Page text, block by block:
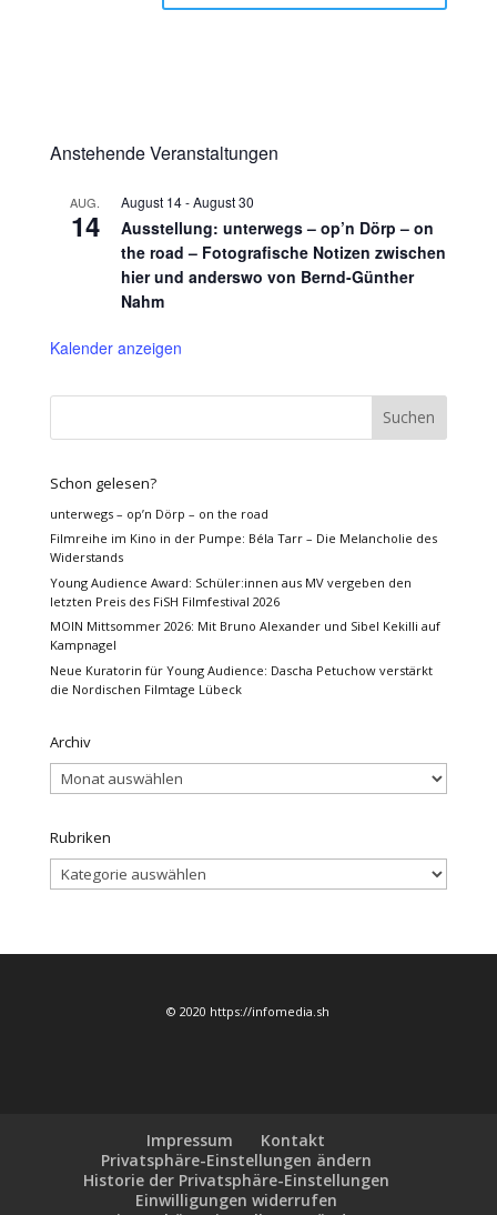
Anstehende Veranstaltungen
AUG.
14
August 14-August 30
Ausstellung: unterwegs – op’n Dörp – on
the road – Fotografische Notizen zwischen
hier und anderswo von Bernd-Günther
Nahm
Kalender anzeigen
Schon gelesen?
unterwegs – op’n Dörp – on the road
Filmreihe im Kino in der Pumpe: Béla Tarr – Die Melancholie des
Widerstands
Young Audience Award: Schüler:innen aus MV vergeben den
letzten Preis des FiSH Filmfestival 2026
MOIN Mittsommer 2026: Mit Bruno Alexander und Sibel Kekilli auf
Kampnagel
Neue Kuratorin für Young Audience: Dascha Petuchow verstärkt
die Nordischen Filmtage Lübeck
Archiv
Archiv
Rubriken
Rubriken
© 2020 https://infomedia.sh
Impressum
Kontakt
Privatsphäre-Einstellungen ändern
Historie der Privatsphäre-Einstellungen
Einwilligungen widerrufen